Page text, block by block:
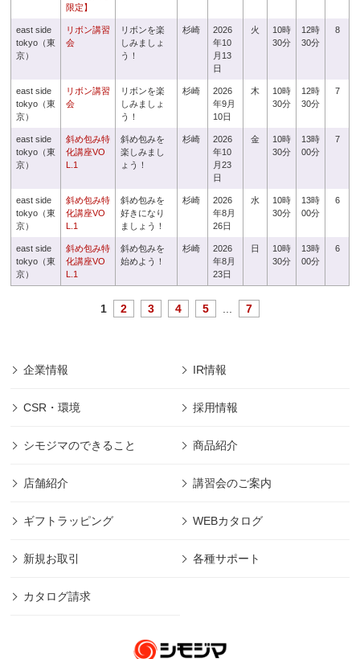
限定】
east side
tokyo（東
京）
リボン講習
会
リボンを楽
しみましょ
う！
杉崎
2026
年10
月13
日
火
10時
30分
12時
30分
8
east side
tokyo（東
京）
リボン講習
会
リボンを楽
しみましょ
う！
杉崎
2026
年9月
10日
木
10時
30分
12時
30分
7
east side
tokyo（東
京）
斜め包み特
化講座VO
L.1
斜め包みを
楽しみまし
ょう！
杉崎
2026
年10
月23
日
金
10時
30分
13時
00分
7
east side
tokyo（東
京）
斜め包み特
化講座VO
L.1
斜め包みを
好きになり
ましょう！
杉崎
2026
年8月
26日
水
10時
30分
13時
00分
6
east side
tokyo（東
京）
斜め包み特
化講座VO
L.1
斜め包みを
始めよう！
杉崎
2026
年8月
23日
日
10時
30分
13時
00分
6
1 2 3 4 5 7
企業情報 IR情報
CSR・環境 採用情報
シモジマのできること 商品紹介
店舗紹介 講習会のご案内
ギフトラッピング WEBカタログ
新規お取引 各種サポート
カタログ請求